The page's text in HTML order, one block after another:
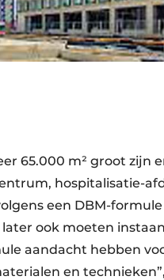
65.000 m² groot zijn
hospitalisatie-
een DBM-
ook moeten
aandacht hebben
en